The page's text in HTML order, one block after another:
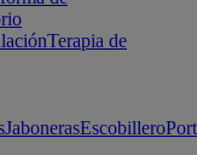
Terapia de
JabonerasEscobillero